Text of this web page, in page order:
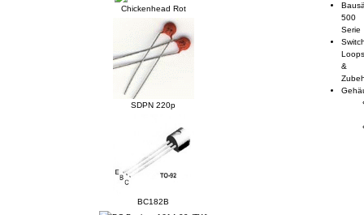
Chickenhead Rot
SDPN 220p
BC182B
500
Serie
&